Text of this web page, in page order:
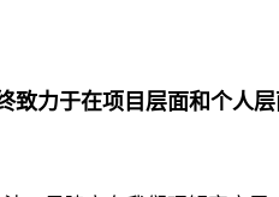
力于在项目层面和个人